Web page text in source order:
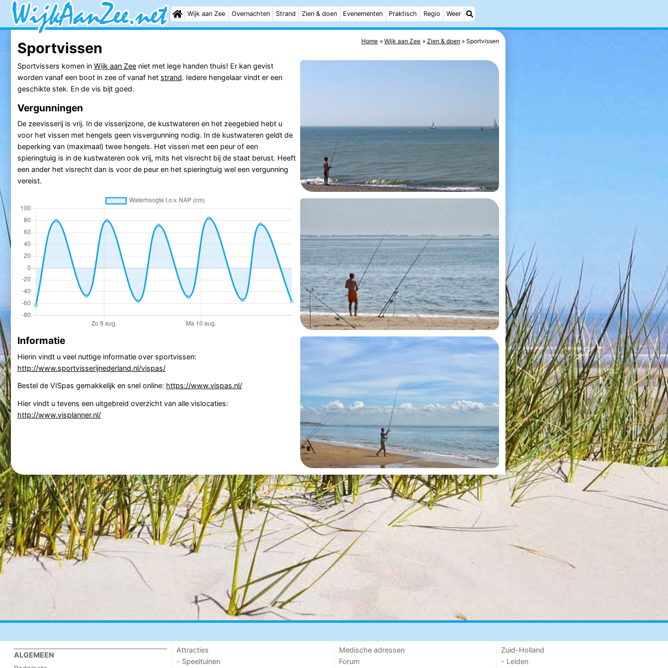
Wijk aan Zee Overnachten Strand Zien & doen Evenementen Praktisch Regio Weer
Home Wijk aan Zee Zien & doen Sportvissen
Sportvissen
Sportvissers komen in Wijk aan Zeeniet met lege handen thuis! Er kan gevist
worden vanaf een boot in zee of vanaf het strand. Iedere hengelaar vindt er een
geschikte stek. En de vis bijt goed.
Vergunningen
De zeevisserij is vrij. In de visserijzone, de kustwateren en het zeegebied hebt u
voor het vissen met hengels geen visvergunning nodig. In de kustwateren geldt de
beperking van (maximaal) twee hengels. Het vissen met een peur of een
spieringtuig is in de kustwateren ook vrij, mits het visrecht bij de staat berust. Heeft
een ander het visrecht dan is voor de peur en het spieringtuig wel een vergunning
vereist.
Informatie
Hierin vindt u veel nuttige informatie over sportvissen:
http://www.sportvisserijnederland.nl/vispas/
Bestel de VISpas gemakkelijk en snel online: https://www.vispas.nl/
Hier vindt u tevens een uitgebreid overzicht van alle vislocaties:
http://www.visplanner.nl/
ALGEMEEN
Attracties
- Speeltuinen
Medische adressen
Forum
Zuid-Holland
- Leiden